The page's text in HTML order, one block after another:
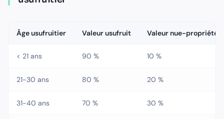
Âge usufruitier Valeur usufruit Valeur nue-propriété
< 21 ans 90 % 10 %
21-30 ans 80 % 20 %
31-40 ans 70 % 30 %